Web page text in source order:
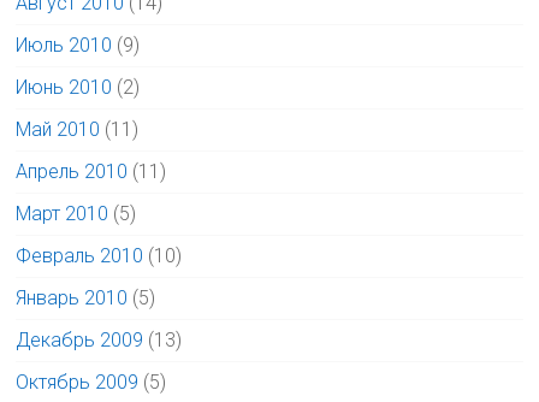
Июль 2010 (9)
Июнь 2010 (2)
Май 2010 (11)
Апрель 2010 (11)
Март 2010 (5)
Февраль 2010 (10)
Январь 2010 (5)
Декабрь 2009 (13)
Октябрь 2009 (5)